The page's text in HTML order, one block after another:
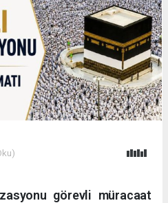
görevli müracaat